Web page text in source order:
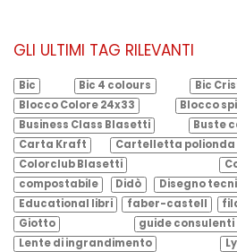
GLI ULTIMI TAG RILEVANTI
Bic Bic 4 colours Bic
Blocco Colore 24x33
Blocco
Business Class Blasetti
Buste
Carta Kraft
Cartelletta polionda
Colorclub Blasetti
compostabile
Didò Disegno
Educational libri
faber-castell
Giotto
guide consulenti
Lente di ingrandimento